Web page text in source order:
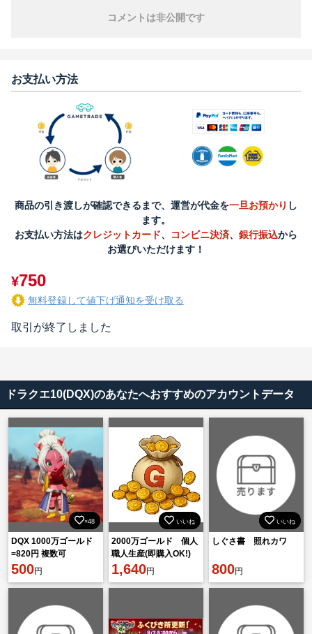
コメントは非公開です
お支払い方法
商品の引き渡しが確認できるまで、運営が代金を一旦お預かり し
ます。
お支払い方法はクレジットカード、 コンビニ決済、 銀行振込から
お選びいただけます！
¥750
無料登録して値下げ通知を受け取る
取引が終了しました
ドラクエ10(DQX)のあなたへおすすめのアカウントデータ
×48
DQX 1000万ゴールド
=820円 複数可
500円
いいね
2000万ゴールド 個人
職人生産(即購入OK!)
1,640円
いいね
しぐさ書 照れカワ
800円